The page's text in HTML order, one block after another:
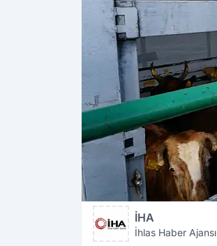
İHA
İhlas Haber Ajansı